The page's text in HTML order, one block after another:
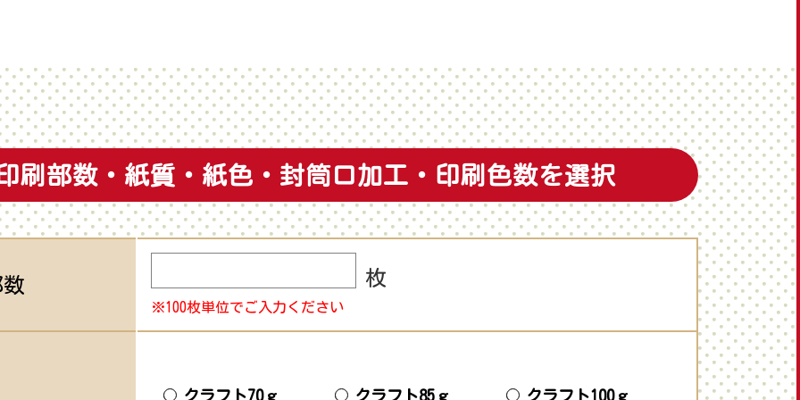
刷部数・紙質・紙色・ 封筒口加工・印刷色数を選択
枚
※100枚単位でご入力ください
クラフト70ｇ クラフト85ｇ クラフト100ｇ